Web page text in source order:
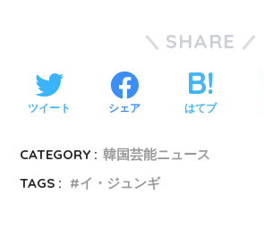
SHARE
ツイート シェア はてブ
CATEGORY : 韓国芸能ニュース
TAGS :
イ・ジュンギ